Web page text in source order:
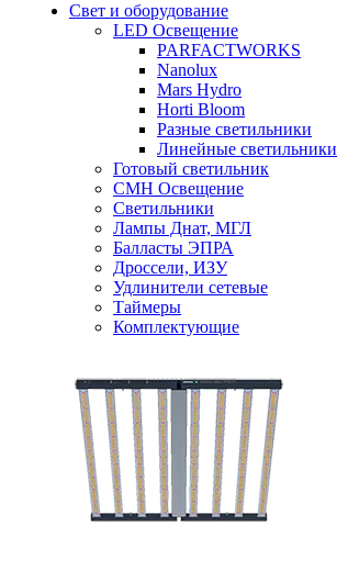
Свет и оборудование
LED Освещение
PARFACTWORKS
Nanolux
Mars Hydro
Horti Bloom
Разные светильники
Линейные светильники
Готовый светильник
CMH Освещение
Светильники
Лампы Днат, МГЛ
Балласты ЭПРА
Дроссели, ИЗУ
Удлинители сетевые
Таймеры
Комплектующие